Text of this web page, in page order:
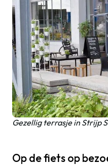
Gezellig terrasje in Strijp S
Op de fiets op